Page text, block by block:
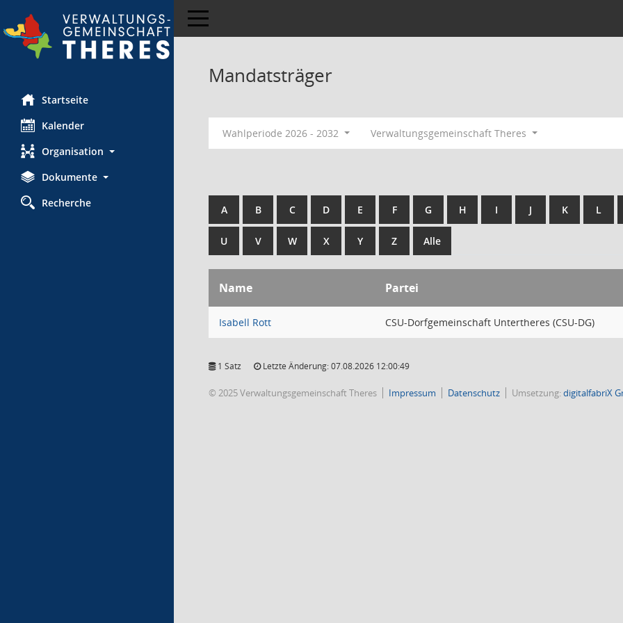
Startseite
Kalender
Organisation
Dokumente
Recherche
Toggle navigation
Mandatsträger
Wahlperiode 2026 - 2032 Verwaltungsgemeinschaft Theres
A B C D E F G H I J K L
U V W X Y Z Alle
Name Partei
Isabell Rott CSU-Dorfgemeinschaft Untertheres (CSU-DG)
1 Satz Letzte Änderung: 07.08.2026 12:00:49
© 2025 Verwaltungsgemeinschaft Theres Impressum Datenschutz Umsetzung:digitalfabriX